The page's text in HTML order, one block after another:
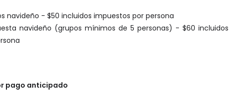
navideño - $50 incluidos impuestos por persona
navideño (grupos mínimos de 5 personas) - $60 incluidos
pago anticipado